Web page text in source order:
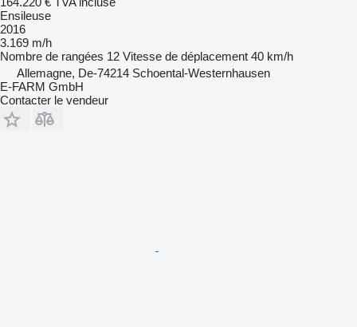
Ensileuse
2016
3.169 m/h
Nombre de rangées 12 Vitesse de déplacement 40 km/h
Allemagne, De-74214 Schoental-Westernhausen
E-FARM GmbH
Contacter le vendeur